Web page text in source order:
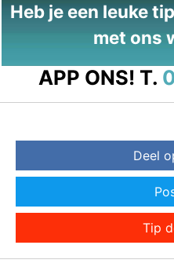
Heb je een leuke
met ons
APP ONS! T.
Deel
Tip